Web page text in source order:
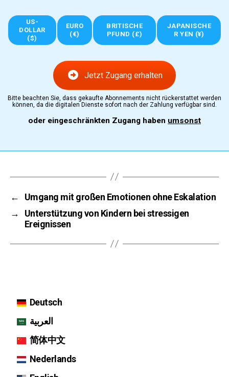
US-
DOLLAR
($)
EURO
(€)
BRITISCHE
PFUND (£)
JAPANISCHE
R YEN (¥)
Jetzt Zugang erhalten
Bitte beachten Sie, dass gekaufte Abonnements nicht rückerstattet werden
können, da die digitalen Dienste sofort nach der Zahlung verfügbar sind.
oder eingeschränkten Zugang haben umsonst
←
Umgang mit großen Emotionen ohne Eskalation
→
Unterstützung von Kindern bei stressigen
Ereignissen
Deutsch
العربية
简体中文
Nederlands